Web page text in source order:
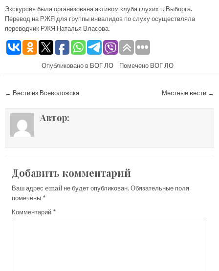
Экскурсия была организована активом клуба глухих г. Выборга.
Перевод на РЖЯ для группы инвалидов по слуху осуществляла
переводчик РЖЯ Наталья Власова.
Опубликовано в ВОГ ЛО Помечено ВОГ ЛО
Навигация по записям Местные вести →
← Вести из Всеволожска
Автор:
Добавить комментарий
Ваш адрес email не будет опубликован. Обязательные поля
помечены *
Комментарий *